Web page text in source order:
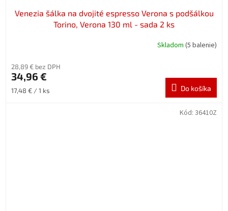
Venezia šálka na dvojité espresso Verona s podšálkou
Torino, Verona 130 ml - sada 2 ks
Skladom (5 balenie)
28,89 € bez DPH
34,96 €
Jednotková
17,48 € / 1 ks Do košíka
Kód: 36410Z